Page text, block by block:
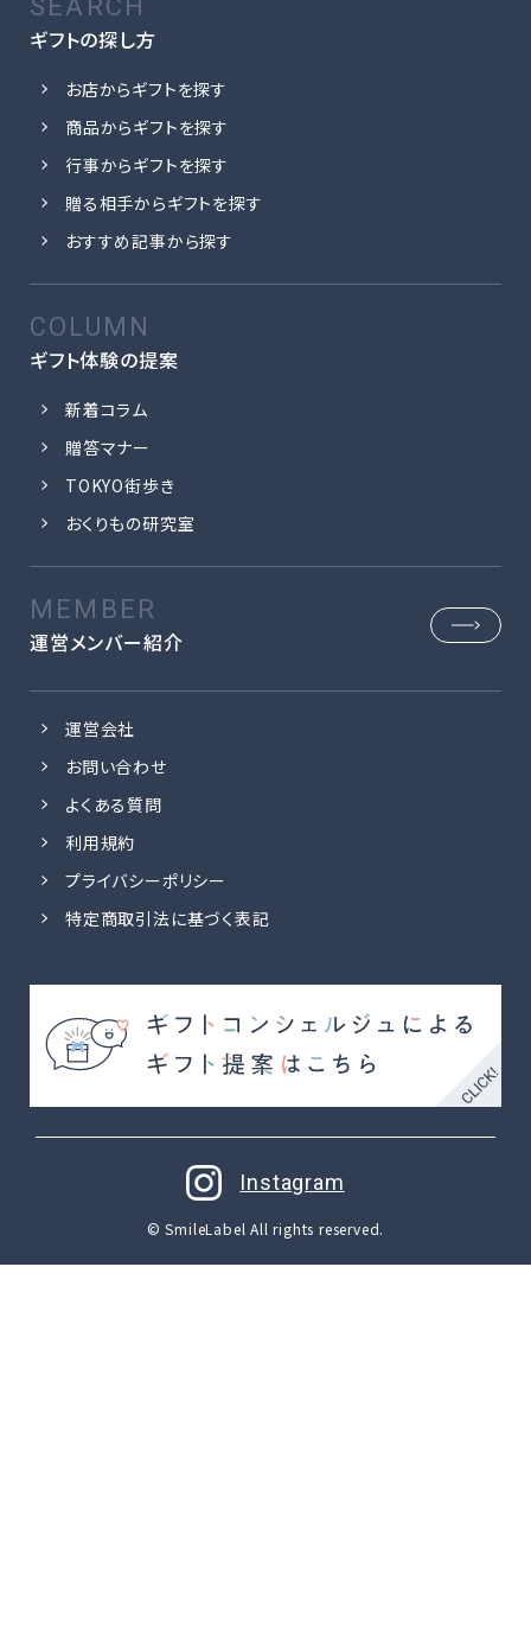
ギフトの探し方
お店からギフトを探す
商品からギフトを探す
行事からギフトを探す
贈る相手からギフトを探す
おすすめ記事から探す
ギフト体験の提案
新着コラム
贈答マナー
TOKYO街歩き
おくりもの研究室
運営メンバー紹介
運営会社
お問い合わせ
よくある質問
利用規約
プライバシーポリシー
特定商取引法に基づく表記
© SmileLabel All rights reserved.
Instagram